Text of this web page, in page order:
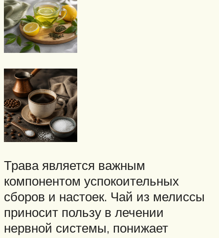
Трава является важным
компонентом успокоительных
сборов и настоек. Чай из мелиссы
приносит пользу в лечении
нервной системы, понижает